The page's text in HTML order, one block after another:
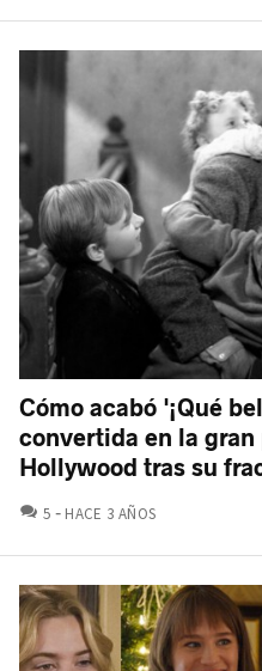
Cómo acabó '¡Qué
convertida en la
Hollywood tras su
5 COMENTARIOS
HACE 3 AÑOS